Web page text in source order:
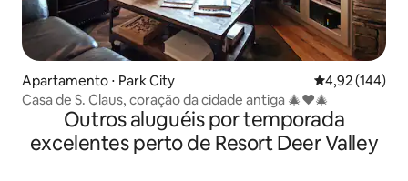
Apartamento ⋅ Park City 4,92 de uma
4,92 (144)
Casa de S. Claus, coração da cidade antiga 🎄❤️🎄
Outros aluguéis por temporada
excelentes perto de Resort Deer Valley